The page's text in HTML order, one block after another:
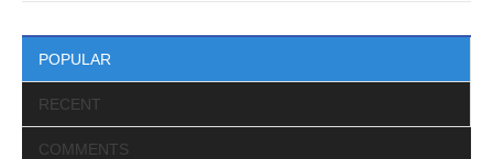
POPULAR
RECENT
COMMENTS